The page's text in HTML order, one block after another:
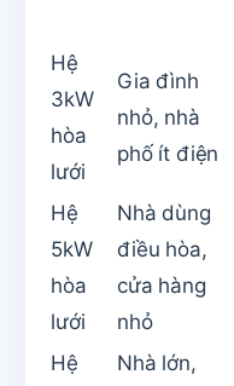
Hệ
3kW
hòa
lưới
Gia đình
nhỏ, nhà
phố ít điện
Hệ
5kW
hòa
lưới
Nhà dùng
điều hòa,
cửa hàng
nhỏ
Hệ
Nhà lớn,